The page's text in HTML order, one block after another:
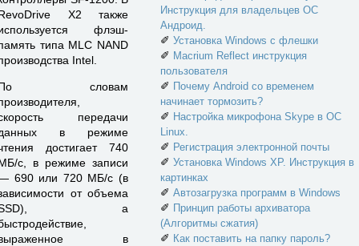
X2 также
флэш-
типа MLC NAND
Intel.
словам
передачи
в режиме
достигает 740
с, в режиме записи
690 или 720 МБ/с (в
от объема
а
в
Инструкция для владельцев ОС
Андроид.
✐ Установка Windows с флешки
✐ Macrium Reflect инструкция
пользователя
✐ Почему Android со временем
начинает тормозить?
✐ Настройка микрофона Skype в ОС
Linux.
✐ Регистрация электронной почты
✐ Установка Windows XP. Инструкция в
картинках
✐ Автозагрузка программ в Windows
✐ Принцип работы архиватора
(Алгоритмы сжатия)
✐ Как поставить на папку пароль?